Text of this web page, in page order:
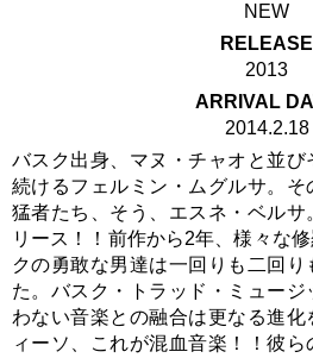
NEW
RELEASE
2013
ARRIVAL
2014.2.18
バスク出身、マヌ・チャオと並び
続けるフェルミン・ムグルサ。
猛者たち、そう、エスネ・ベルサ
リース！！前作から2年、様々な
クの勇敢な男達は一回りも二回
た。バスク・トラッド・ミュー
わない音楽との融合は更なる進
ィーソ、これが混血音楽！！彼ら